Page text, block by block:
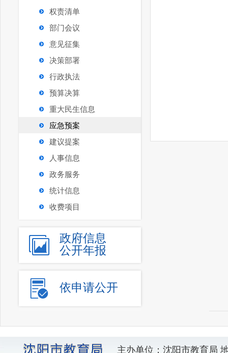
权责清单
部门会议
意见征集
决策部署
行政执法
预算决算
重大民生信息
应急预案
建议提案
人事信息
政务服务
统计信息
收费项目
政府信息
公开年报
依申请公开
主办单位：沈阳市教育局